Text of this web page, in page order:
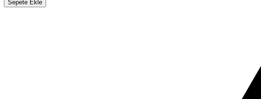
Sepete Ekle